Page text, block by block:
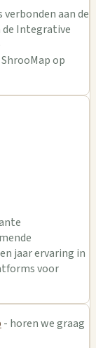
aan de
de Integrative
op
jaar ervaring in
voor
- horen we graag